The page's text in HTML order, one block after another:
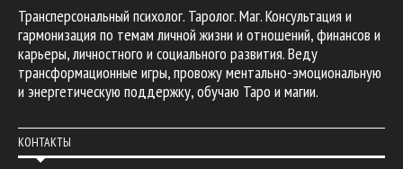
Трансперсональный психолог. Таролог. Маг. Консультация и
гармонизация по темам личной жизни и отношений, финансов и
карьеры, личностного и социального развития. Веду
трансформационные игры, провожу ментально-эмоциональную
и энергетическую поддержку, обучаю Таро и магии.
КОНТАКТЫ